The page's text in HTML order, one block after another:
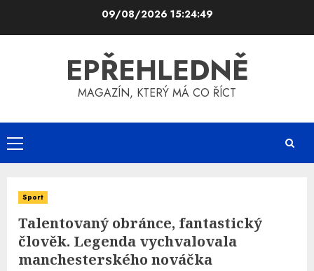
09/08/2026 15:24:50
EPŘEHLEDNĚ
MAGAZÍN, KTERÝ MÁ CO ŘÍCT
Primary
Menu
Sport
Talentovaný obránce, fantastický
člověk. Legenda vychvalovala
manchesterského nováčka